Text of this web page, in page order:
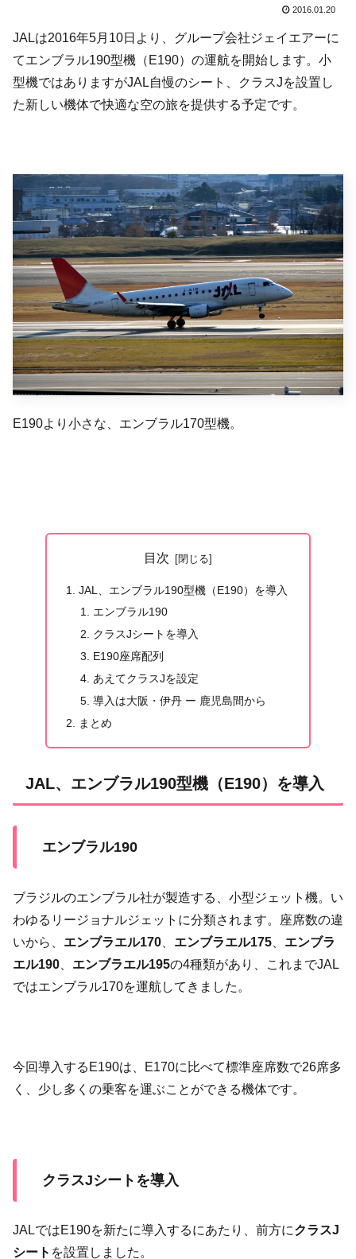
2016.01.20
JALは2016年5月10日より、グループ会社ジェイエアーに
てエンブラル190型機（E190）の運航を開始します。小
型機ではありますがJAL自慢のシート、クラスJを設置し
た新しい機体で快適な空の旅を提供する予定です。
E190より小さな、エンブラル170型機。
目次
JAL、エンブラル190型機（E190）を導入
エンブラル190
クラスJシートを導入
E190座席配列
あえてクラスJを設定
導入は大阪・伊丹 ー 鹿児島間から
まとめ
JAL、エンブラル190型機（E190）を導入
エンブラル190
ブラジルのエンブラル社が製造する、小型ジェット機。い
わゆるリージョナルジェットに分類されます。座席数の違
いから、 エンブラエル170 エンブラエル175
エンブラ
エル190
エンブラエル195の4種類があり、これまでJAL
ではエンブラル170を運航してきました。
今回導入するE190は、E170に比べて標準座席数で26席多
く、少し多くの乗客を運ぶことができる機体です。
クラスJシートを導入
JALではE190を新たに導入するにあたり、前方にクラスJ
シート を設置しました。